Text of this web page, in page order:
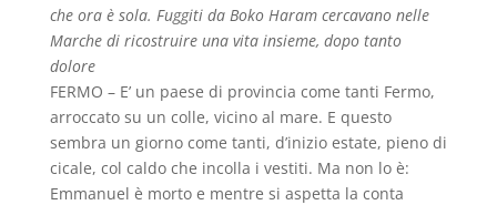
che ora è sola. Fuggiti da Boko Haram cercavano nelle
Marche di ricostruire una vita insieme, dopo tanto
dolore
FERMO – E’ un paese di provincia come tanti Fermo,
arroccato su un colle, vicino al mare. E questo
sembra un giorno come tanti, d’inizio estate, pieno di
cicale, col caldo che incolla i vestiti. Ma non lo è:
Emmanuel è morto e mentre si aspetta la conta